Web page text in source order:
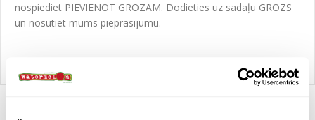
nospiediet PIEVIENOT GROZAM. Dodieties uz sadaļu GROZS
un nosūtiet mums pieprasījumu.